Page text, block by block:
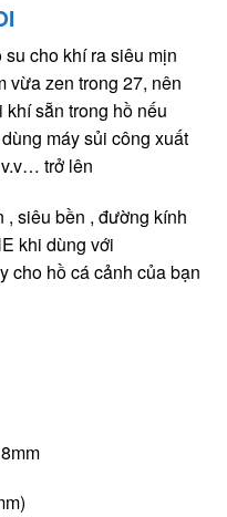
cho khí ra siêu mịn
vừa zen trong 27, nên
sẵn trong hồ nếu
máy sủi công xuất
trở lên
, siêu bền , đường kính
khi dùng với
cho hồ cá cảnh của bạn